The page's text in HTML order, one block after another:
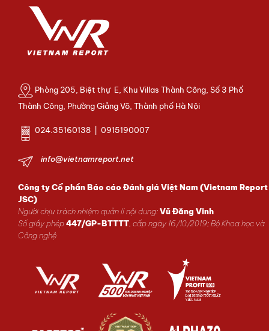
Phòng 205, Biệt thự E, Khu Villas Thành Công, Số 3 Phố
Thành Công, Phường Giảng Võ, Thành phố Hà Nội
024.35160138 | 0915190007
info@vietnamreport.net
Công ty Cổ phần Báo cáo Đánh giá Việt Nam (Vietnam Report
JSC)
Người chịu trách nhiệm quản lí nội dung:Vũ Đăng Vinh
Số giấy phép447/GP-BTTTT, cấp ngày 16/10/2019; Bộ Khoa học và
Công nghệ